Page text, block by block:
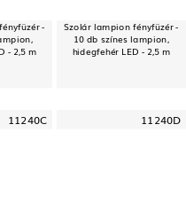
-
- 2,5 m
Szolár lampion fényfüzér -
10 db színes lampion,
hidegfehér LED - 2,5 m
11240C 11240D